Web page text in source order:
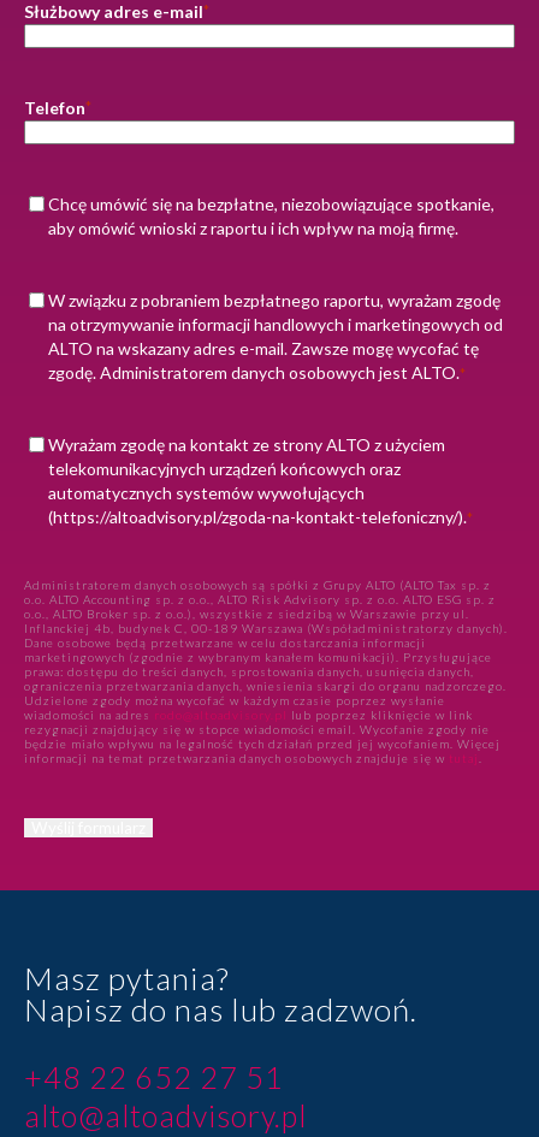
Służbowy adres e-mail*
Telefon*
Zgoda
Chcę umówić się na bezpłatne, niezobowiązujące spotkanie,
aby omówić wnioski z raportu i ich wpływ na moją firmę.
Zgoda
kontakt
mailowy
*
W związku z pobraniem bezpłatnego raportu, wyrażam zgodę
na otrzymywanie informacji handlowych i marketingowych od
ALTO na wskazany adres e-mail. Zawsze mogę wycofać tę
zgodę. Administratorem danych osobowych jest ALTO.*
Zgoda na
kontakt
telefoniczny
*
Wyrażam zgodę na kontakt ze strony ALTO z użyciem
telekomunikacyjnych urządzeń końcowych oraz
automatycznych systemów wywołujących
(https://altoadvisory.pl/zgoda-na-kontakt-telefoniczny/).*
Administratorem danych osobowych są spółki z Grupy ALTO (ALTO Tax sp. z
o.o. ALTO Accounting sp. z o.o., ALTO Risk Advisory sp. z o.o. ALTO ESG sp. z
o.o., ALTO Broker sp. z o.o.), wszystkie z siedzibą w Warszawie przy ul.
Inflanckiej 4b, budynek C, 00-189 Warszawa (Współadministratorzy danych).
Dane osobowe będą przetwarzane w celu dostarczania informacji
marketingowych (zgodnie z wybranym kanałem komunikacji). Przysługujące
prawa: dostępu do treści danych, sprostowania danych, usunięcia danych,
ograniczenia przetwarzania danych, wniesienia skargi do organu nadzorczego.
Udzielone zgody można wycofać w każdym czasie poprzez wysłanie
wiadomości na adres rodo@altoadvisory.pl lub poprzez kliknięcie w link
rezygnacji znajdujący się w stopce wiadomości email. Wycofanie zgody nie
będzie miało wpływu na legalność tych działań przed jej wycofaniem. Więcej
informacji na temat przetwarzania danych osobowych znajduje się w tutaj
Masz pytania?
Napisz do nas lub zadzwoń.
+48 22 652 27 51
alto@altoadvisory.pl